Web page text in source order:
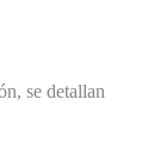
se detallan